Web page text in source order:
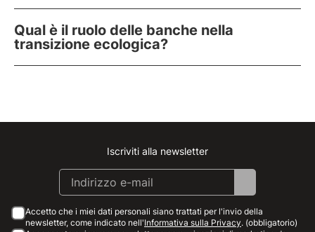
Qual è il ruolo delle banche nella
transizione ecologica?
Instagram
Facebook
Linkedin
Youtube
Iscriviti alla newsletter
Accetto che i miei dati personali siano trattati per l'invio della
newsletter, come indicato nell'Informativa sulla Privacy. (obbligatorio)